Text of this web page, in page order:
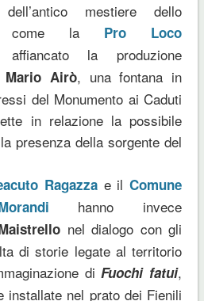
mestiere dello
come la Pro Loco
la produzione
Mario Airò, una fontana in
del Monumento ai Caduti
in relazione la possibile
presenza della sorgente del
Ragazzae ilComune
hanno invece
nel dialogo con gli
di storie legate al territorio
diFuochi fatui,
installate nel prato dei Fienili